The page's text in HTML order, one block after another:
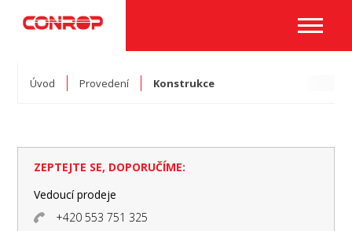
Úvod Provedení Konstrukce
ZEPTEJTE SE, DOPORUČÍME:
Vedoucí prodeje
+420 553 751 325